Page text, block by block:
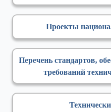
Проекты
Перечень стандартов,
требований